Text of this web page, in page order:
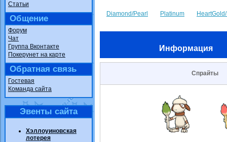
Статьи
Общение
Форум
Чат
Группа Вконтакте
Покерунет на карте
Обратная связь
Гостевая
Команда сайта
Эвенты сайта
Хэллоуиновская
лотерея
Diamond/Pearl Platinum
Информация
Спрайты